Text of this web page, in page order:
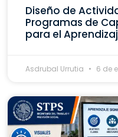
Diseño de
Programas de
para el
Asdrubal Urrutia 6 de